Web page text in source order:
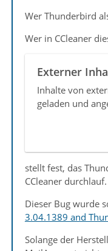
Wer Thunderbird
Wer in CCleaner
Externer
Inhalte von
geladen und
stellt fest, das
CCleaner durchlauf.
Dieser Bug wurde
3.04.1389 and
Solange der